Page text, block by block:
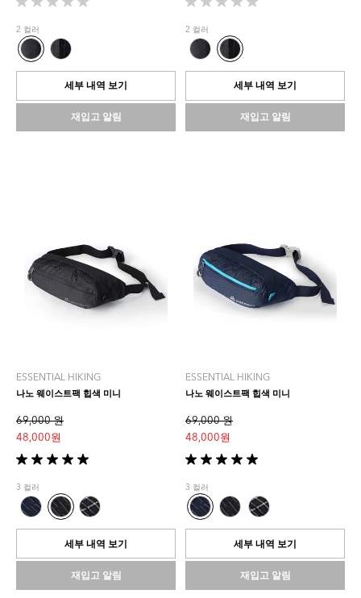
별
5
개
중
0.0
입
다.
2 컬러
세부 내역 보기
재입고 알림
별
5
개
중
0.0
입
다.
2 컬러
세부 내역 보기
재입고 알림
ESSENTIAL HIKING
나노 웨이스트팩 힙색 미니
69,000 원
48,000 원
별
5
개
중
5.0
입
다.
3 컬러
세부 내역 보기
재입고 알림
ESSENTIAL HIKING
나노 웨이스트팩 힙색 미니
69,000 원
48,000 원
별
5
개
중
5.0
입
다.
3 컬러
세부 내역 보기
재입고 알림